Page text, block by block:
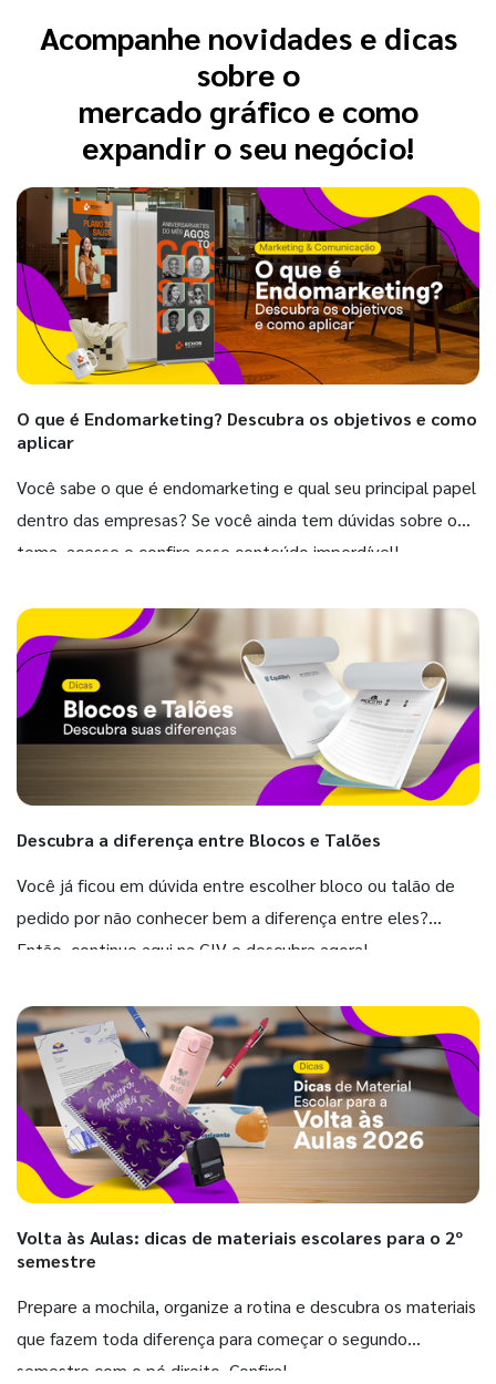
Acompanhe novidades e dicas
sobre o
mercado gráfico e como
expandir o seu negócio!
O que é Endomarketing? Descubra os objetivos e como
aplicar
Você sabe o que é endomarketing e qual seu principal papel
dentro das empresas? Se você ainda tem dúvidas sobre o
tema, acesse e confira esse conteúdo imperdível!
Descubra a diferença entre Blocos e Talões
Você já ficou em dúvida entre escolher bloco ou talão de
pedido por não conhecer bem a diferença entre eles?
Então, continue aqui na GIV e descubra agora!
Volta às Aulas: dicas de materiais escolares para o 2º
semestre
Prepare a mochila, organize a rotina e descubra os materiais
que fazem toda diferença para começar o segundo
semestre com o pé direito. Confira!